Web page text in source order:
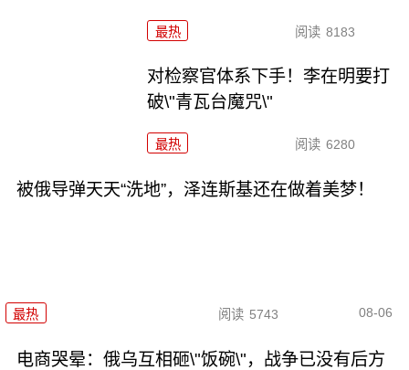
最热 阅读 8183
对检察官体系下手！李在明要打
破\"青瓦台魔咒\"
最热 阅读 6280
被俄导弹天天“洗地”，泽连斯基还在做着美梦！
最热 阅读 5743 08-06
电商哭晕：俄乌互相砸\"饭碗\"，战争已没有后方